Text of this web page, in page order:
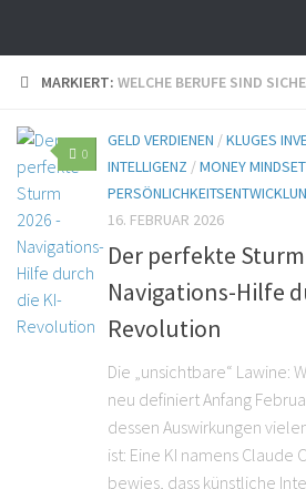
MARKIERT: WELCHE BERUFE SIND
0
GELD VERDIENEN /KLUGES
INTELLIGENZ /MONEY MINDSET
16. FEBRUAR 2026
Der perfekte Sturm
Navigations-Hilfe
Revolution
Die „unsichtbare“ Lawine:
neu definiert Anfang
dessen Auswirkungen
ist: Eine KI namens Claude
bewies, dass künstliche